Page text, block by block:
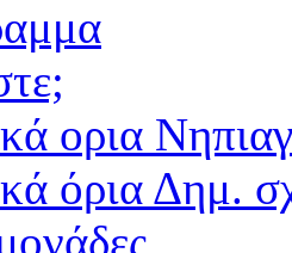
ορια
όρια Δημ.